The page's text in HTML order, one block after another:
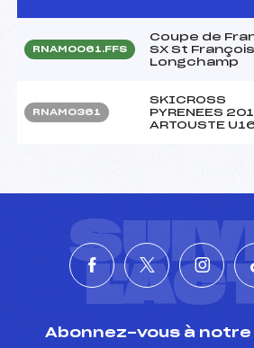
RNAM0061.FFS
Coupe de
SX St François
Longchamp
RNAM0361
SKICROSS
PYRENEES
ARTOUSTE
Abonnez-vous à